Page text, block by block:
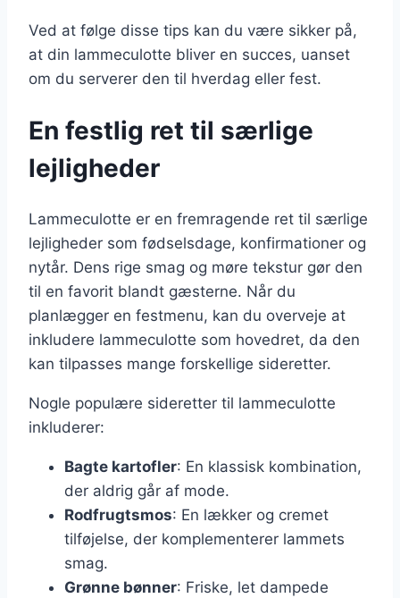
Ved at følge disse tips kan du være sikker på,
at din lammeculotte bliver en succes, uanset
om du serverer den til hverdag eller fest.
En festlig ret til særlige
lejligheder
Lammeculotte er en fremragende ret til særlige
lejligheder som fødselsdage, konfirmationer og
nytår. Dens rige smag og møre tekstur gør den
til en favorit blandt gæsterne. Når du
planlægger en festmenu, kan du overveje at
inkludere lammeculotte som hovedret, da den
kan tilpasses mange forskellige sideretter.
Nogle populære sideretter til lammeculotte
inkluderer:
Bagte kartofler: En klassisk kombination,
der aldrig går af mode.
Rodfrugtsmos: En lækker og cremet
tilføjelse, der komplementerer lammets
smag.
Grønne bønner: Friske, let dampede